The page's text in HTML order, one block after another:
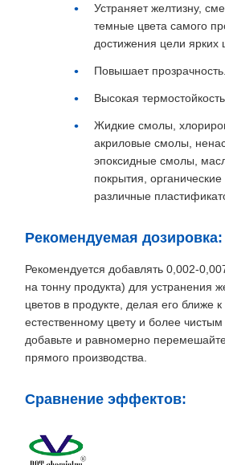
Устраняет желтизну,
темные цвета самого
достижения цели ярких
Повышает прозрачность.
Высокая
Жидкие смолы,
акриловые смолы,
эпоксидные смолы,
покрытия, органические
различные
Рекомендуемая дозировка:
Рекомендуется добавлять 0,002-
на тонну продукта) для устранения
цветов в продукте, делая его ближе
естественному цвету и более
добавьте и равномерно
прямого производства.
Сравнение эффектов: